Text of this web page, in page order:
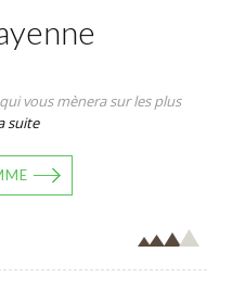
vous mènera sur les plus
suite